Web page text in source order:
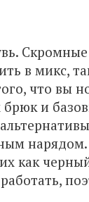
в микс,
что вы
и
нарядом.
как